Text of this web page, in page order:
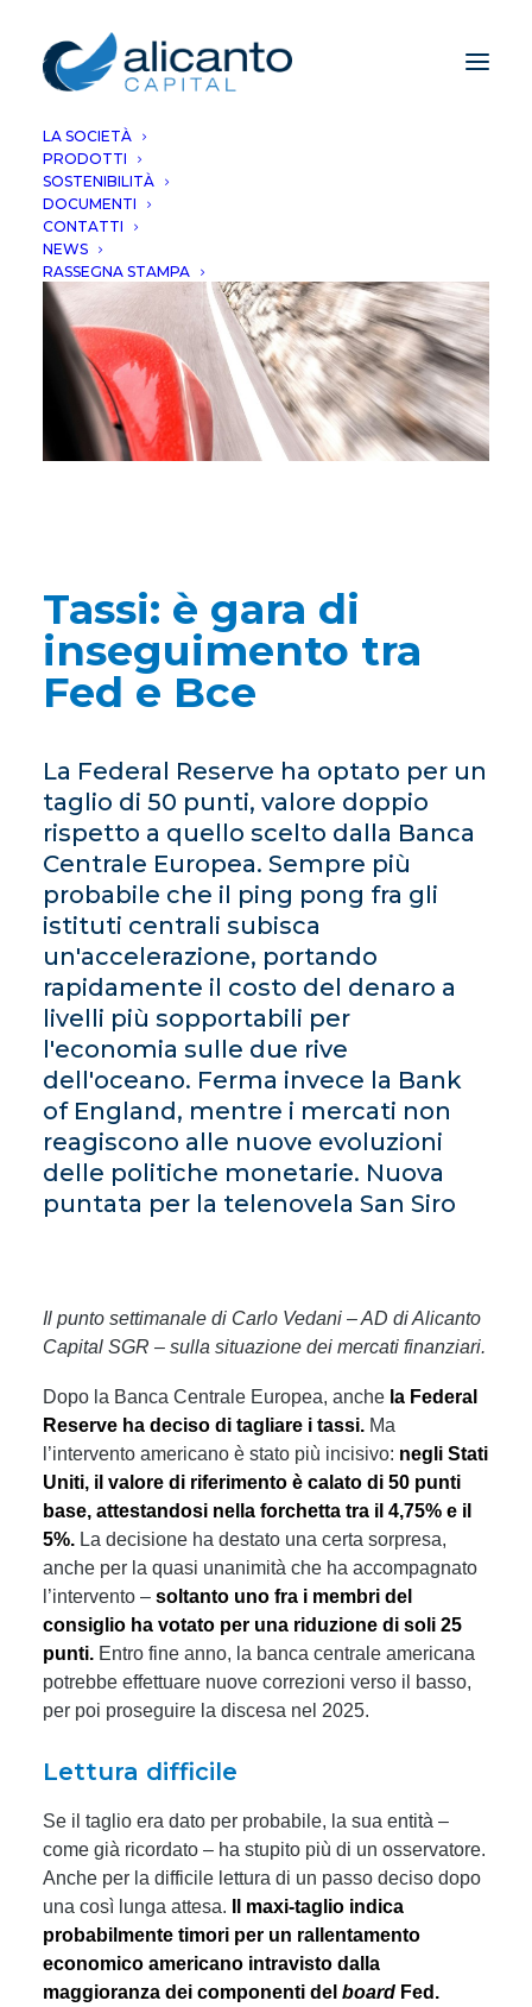
LA SOCIETÀ
PRODOTTI
SOSTENIBILITÀ
DOCUMENTI
CONTATTI
NEWS
RASSEGNA STAMPA
Tassi: è gara di
inseguimento tra
Fed e Bce
La Federal Reserve ha optato per un
taglio di 50 punti, valore doppio
rispetto a quello scelto dalla Banca
Centrale Europea. Sempre più
probabile che il ping pong fra gli
istituti centrali subisca
un'accelerazione, portando
rapidamente il costo del denaro a
livelli più sopportabili per
l'economia sulle due rive
dell'oceano. Ferma invece la Bank
of England, mentre i mercati non
reagiscono alle nuove evoluzioni
delle politiche monetarie. Nuova
puntata per la telenovela San Siro
Il punto settimanale di Carlo Vedani – AD di Alicanto
Capital SGR – sulla situazione dei mercati finanziari.
Dopo la Banca Centrale Europea, anche la Federal
Reserve ha deciso di tagliare i tassi. Ma
l’intervento americano è stato più incisivo: negli Stati
Uniti, il valore di riferimento è calato di 50 punti
base, attestandosi nella forchetta tra il 4,75% e il
5%. La decisione ha destato una certa sorpresa,
anche per la quasi unanimità che ha accompagnato
l’intervento – soltanto uno fra i membri del
consiglio ha votato per una riduzione di soli 25
punti. Entro fine anno, la banca centrale americana
potrebbe effettuare nuove correzioni verso il basso,
per poi proseguire la discesa nel 2025.
Lettura difficile
Se il taglio era dato per probabile, la sua entità –
come già ricordato – ha stupito più di un osservatore.
Anche per la difficile lettura di un passo deciso dopo
una così lunga attesa.
Il maxi-taglio indica
probabilmente timori per un rallentamento
economico americano intravisto dalla
maggioranza dei componenti del board Fed.